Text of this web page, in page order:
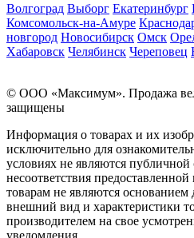
Волгоград Выборг Екатеринбург
Комсомольск-на-Амуре
новгород Новосибирск Омск
Хабаровск Челябинск Череповец
© OOO «Максимум». Продажа
защищены
Информация о товарах и их
исключительно для
условиях не являются
несоответствия
товарам не являются основанием
внешний вид и характеристики
производителем на свое
уведомления.